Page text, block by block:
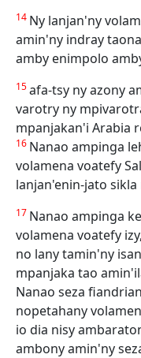
14 Ny lanjan'ny
amin'ny indray
amby enimpolo
15afa-tsy ny azony
varotry ny
mpanjakan'i Arabia
16 Nanao ampinga
volamena voatefy
lanjan'enin-jato
17 Nanao ampinga
volamena voatefy
no lany tamin'ny
mpanjaka tao
Nanao seza
nopetahany
io dia nisy
ambony amin'ny